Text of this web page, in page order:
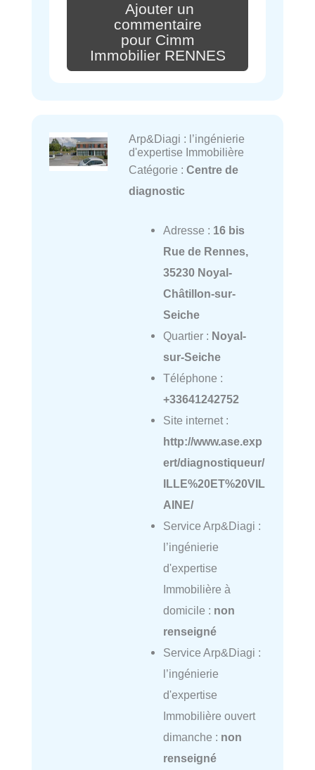
Ajouter un
commentaire
pour Cimm
Immobilier RENNES
Arp&Diagi : l’ingénierie
d'expertise Immobilière
Catégorie : Centre de
diagnostic
Adresse : 16 bis
Rue de Rennes,
35230 Noyal-
Châtillon-sur-
Seiche
Quartier : Noyal-
sur-Seiche
Téléphone :
+33641242752
Site internet :
http://www.ase.exp
ert/diagnostiqueur/
ILLE%20ET%20VIL
AINE/
Service Arp&Diagi :
l’ingénierie
d'expertise
Immobilière à
domicile : non
renseigné
Service Arp&Diagi :
l’ingénierie
d'expertise
Immobilière ouvert
dimanche : non
renseigné